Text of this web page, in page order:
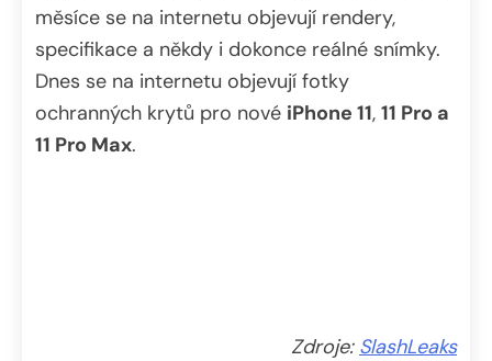
měsíce se na internetu objevují rendery,
specifikace a někdy i dokonce reálné snímky.
Dnes se na internetu objevují fotky
ochranných krytů pro nové iPhone 11, 11 Pro a
11 Pro Max.
Zdroje: SlashLeaks